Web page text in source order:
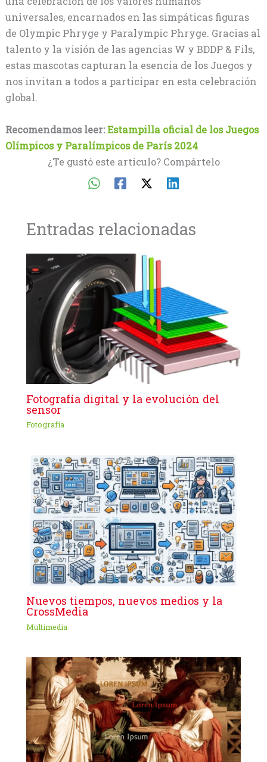
universales, encarnados en las simpáticas figuras
de Olympic Phryge y Paralympic Phryge. Gracias al
talento y la visión de las agencias W y BDDP & Fils,
estas mascotas capturan la esencia de los Juegos y
nos invitan a todos a participar en esta celebración
global.
Recomendamos leer:Estampilla oficial de los Juegos
Olímpicos y Paralímpicos de París 2024
¿Te gustó este artículo? Compártelo
Entradas relacionadas
Fotografía digital y la evolución del
sensor
Fotografía
Nuevos tiempos, nuevos medios y la
CrossMedia
Multimedia